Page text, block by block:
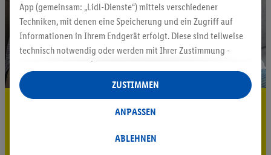
5.95 € Versand sparen³²ᵃ
App (gemeinsam: „Lidl-Dienste“) mittels verschiedener
Techniken, mit denen eine Speicherung und ein Zugriff auf
Informationen in Ihrem Endgerät erfolgt. Diese sind teilweise
technisch notwendig oder werden mit Ihrer Zustimmung -
auch durch Partner (u.a.
Verantwortliche; im Zusammenhang mit dem IAB TCF
insgesamt
Statistik-Erstellung oder für personalisierte Werbung
Datenverarbeitungen für personalisierte Werbung werden
ABLEHNEN
ANPASSEN
ZUSTIMMEN